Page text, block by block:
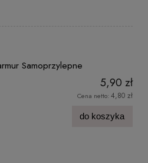
Samoprzylepne
5,90 zł
Cena netto: 4,80 zł
do koszyka